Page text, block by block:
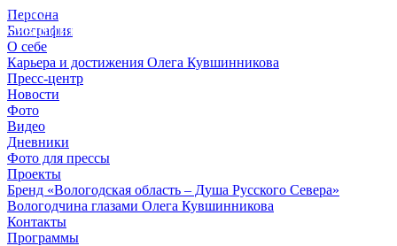
Персона
Биография
О себе
Карьера и достижения Олега Кувшинникова
Пресс-центр
Новости
Фото
Видео
Дневники
Фото для прессы
Проекты
Бренд «Вологодская область – Душа Русского Севера»
Вологодчина глазами Олега Кувшинникова
Контакты
Программы
© 2012 - 2023,
КУВШИННИКОВ О.А.